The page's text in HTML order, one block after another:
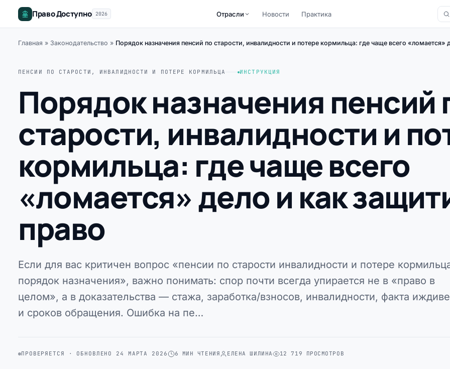
Право Доступно 2026 Отрасли Новости Практика
Главная » Законодательство » Порядок назначения пенсий по старости, инвалидности и потере кормильца: где чаще всего «ломается»
ПЕНСИИ ПО СТАРОСТИ, ИНВАЛИДНОСТИ И ПОТЕРЕ КОРМИЛЬЦА ИНСТРУКЦИЯ
Порядок назначения пенсий
старости, инвалидности и
кормильца: где чаще всего
«ломается» дело и как
право
Если для вас критичен вопрос «пенсии по старости инвалидности и потере
порядок назначения», важно понимать: спор почти всегда упирается не в «право в
целом», а в доказательства — стажа, заработка/взносов, инвалидности, факта
и сроков обращения. Ошибка на пе…
ПРОВЕРЯЕТСЯ · ОБНОВЛЕНО 24 МАРТА 2026 6 МИН ЧТЕНИЯ ЕЛЕНА ШИЛИНА 12 719 ПРОСМОТРОВ